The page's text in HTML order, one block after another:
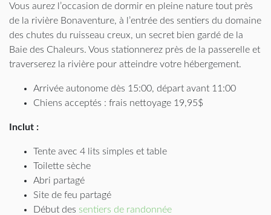
Vous aurez l’occasion de dormir en pleine nature tout près
de la rivière Bonaventure, à l’entrée des sentiers du domaine
des chutes du ruisseau creux, un secret bien gardé de la
Baie des Chaleurs. Vous stationnerez près de la passerelle et
traverserez la rivière pour atteindre votre hébergement.
Arrivée autonome dès 15:00, départ avant 11:00
Chiens acceptés : frais nettoyage 19,95$
Inclut :
Tente avec 4 lits simples et table
Toilette sèche
Abri partagé
Site de feu partagé
Début des sentiers de randonnée